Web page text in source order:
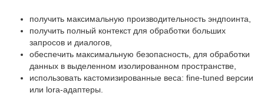
получить максимальную производительность эндпоинта,
получить полный контекст для обработки больших
запросов и диалогов,
обеспечить максимальную безопасность, для обработки
данных в выделенном изолированном пространстве,
использовать кастомизированные веса: fine-tuned версии
или lora-адаптеры.